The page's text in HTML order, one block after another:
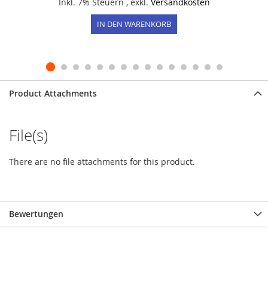
Inkl. 7% Steuern , exkl. Versandkosten
IN DEN WARENKORB
Product Attachments
File(s)
There are no file attachments for this product.
Bewertungen